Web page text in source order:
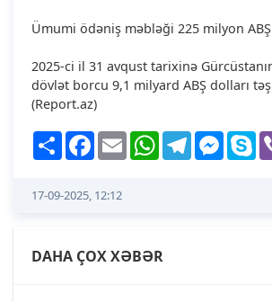
Ümumi ödəniş məbləği 225 milyon
2025-ci il 31 avqust tarixinə
dövlət borcu 9,1 milyard ABŞ dolları
(Report.az)
Share Facebook
Email WhatsAppTelegram
17-09-2025, 12:12
DAHA ÇOX XƏBƏR